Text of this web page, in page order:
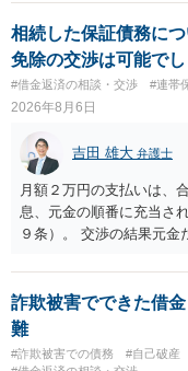
相続した保証債務に
免除の交渉は可能で
#借金返済の相談・交渉 #連帯
2026年8月6日
吉田 雄大 弁護士
月額２万円の支払いは、
息、元金の順番に充当さ
９条）。 交渉の結果元
ることには消極的なこと
ャレンジなさる意義は十
詐欺被害でできた借
難
#詐欺被害での債務 #自己破産